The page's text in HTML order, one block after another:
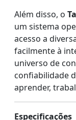
Além disso, o
um sistema
acesso a
facilmente à
universo de
confiabilidade
aprender,
Especificações